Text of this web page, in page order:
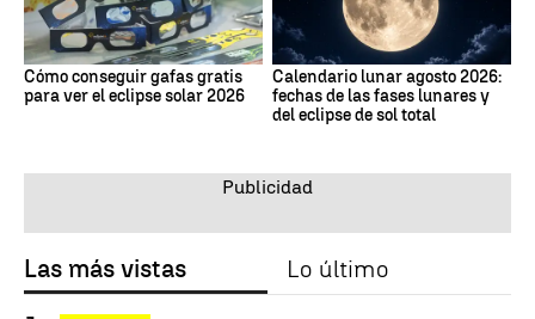
Cómo conseguir gafas gratis
para ver el eclipse solar 2026
Calendario lunar agosto 2026:
fechas de las fases lunares y
del eclipse de sol total
Las más vistas Lo último